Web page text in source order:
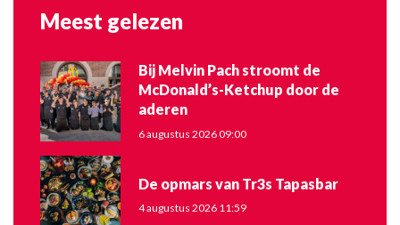
Meest gelezen
Bij Melvin Pach stroomt de
McDonald’s-Ketchup door de
aderen
6 augustus 2026 09:00
De opmars van Tr3s Tapasbar
4 augustus 2026 11:59